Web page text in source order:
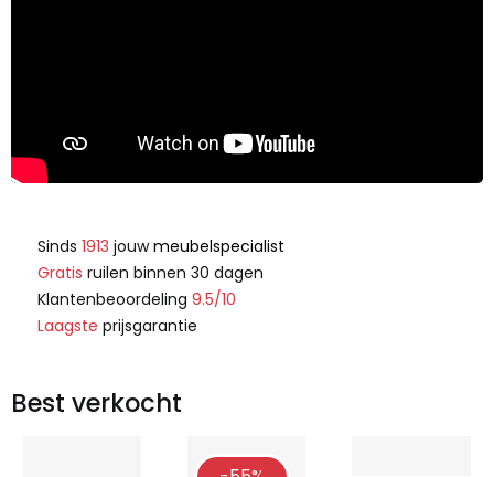
Sinds 1913 jouwmeubelspecialist
Gratis ruilen binnen 30 dagen
Klantenbeoordeling 9.5/10
Laagste prijsgarantie
Best verkocht